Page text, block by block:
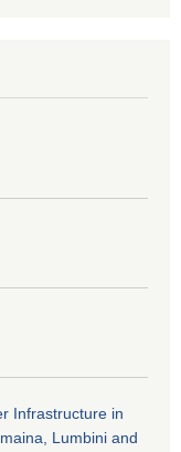
Infrastructure in
Lumbini and